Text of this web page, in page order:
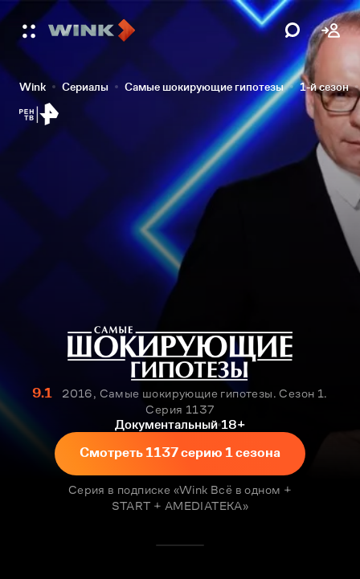
Wink Сериалы Самые шокирующие гипотезы 1-й сезон
9.1
2016, Самые шокирующие гипотезы. Сезон 1.
Серия 1137
Документальный 18+
Смотреть 1137 серию 1 сезона
Серия в подписке «Wink Всё в одном +
START + AMEDIATEKA»